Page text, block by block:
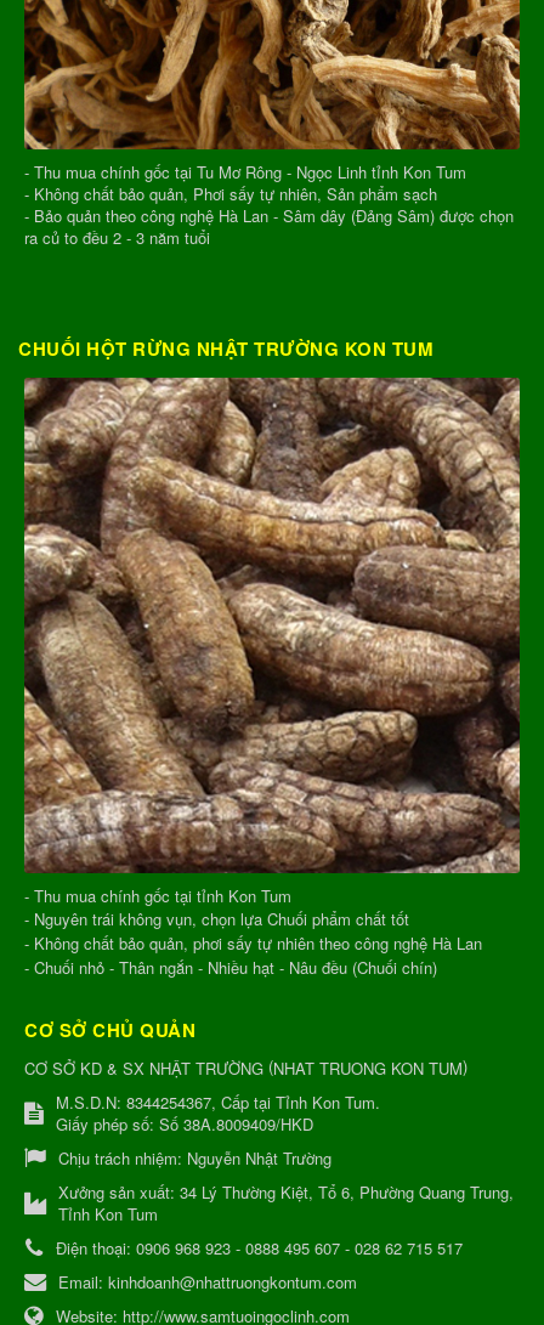
- Thu mua chính gốc tại Tu Mơ Rông - Ngọc Linh tỉnh Kon Tum
- Không chất bảo quản, Phơi sấy tự nhiên, Sản phẩm sạch
- Bảo quản theo công nghệ Hà Lan - Sâm dây (Đảng Sâm) được chọn
ra củ to đều 2 - 3 năm tuổi
CHUỐI HỘT RỪNG NHẬT TRƯỜNG KON TUM
- Thu mua chính gốc tại tỉnh Kon Tum
- Nguyên trái không vụn, chọn lựa Chuối phẩm chất tốt
- Không chất bảo quản, phơi sấy tự nhiên theo công nghệ Hà Lan
- Chuối nhỏ - Thân ngắn - Nhiều hạt - Nâu đều (Chuối chín)
CƠ SỞ CHỦ QUẢN
CƠ SỞ KD & SX NHẬT TRƯỜNG (NHAT TRUONG KON TUM)
M.S.D.N: 8344254367, Cấp tại Tỉnh Kon Tum.
Giấy phép số: Số 38A.8009409/HKD
Chịu trách nhiệm: Nguyễn Nhật Trường
Xưởng sản xuất: 34 Lý Thường Kiệt, Tổ 6, Phường Quang Trung,
Tỉnh Kon Tum
Điện thoại: 0906 968 923 - 0888 495 607 - 028 62 715 517
Email: kinhdoanh@nhattruongkontum.com
Website: http://www.samtuoingoclinh.com